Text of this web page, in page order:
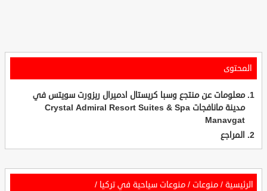
المحتوى
معلومات عن منتجع وسبا كريستال ادميرال ريزورت سويتس في
مدينة مانافجات Crystal Admiral Resort Suites & Spa
Manavgat
المراجع
الرئيسية / منوعات / منوعات سياحية في تركيا /